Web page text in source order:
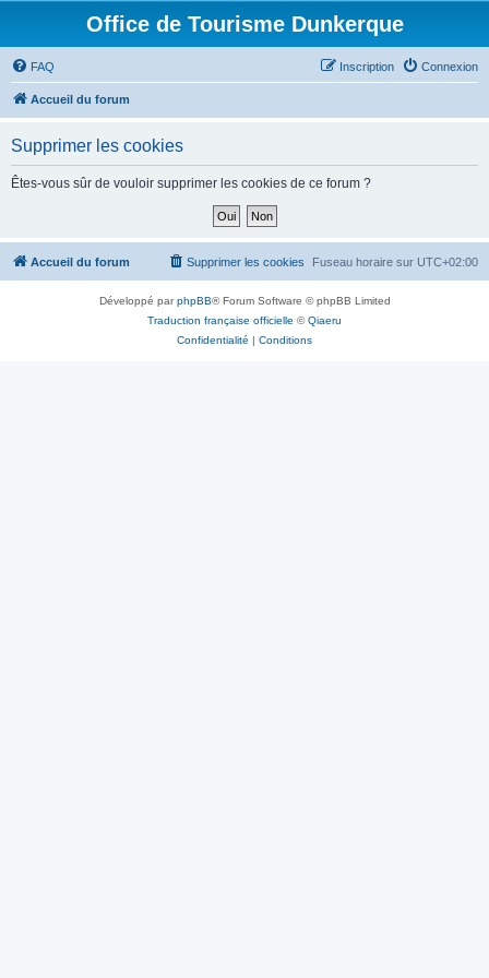
Office de Tourisme Dunkerque
FAQ Connexion
Inscription
Accueil du forum
Supprimer les cookies
Êtes-vous sûr de vouloir supprimer les cookies de ce forum ?
Accueil du forum Fuseau horaire sur UTC+02:00
Supprimer les cookies
Développé parphpBB® Forum Software © phpBB Limited
Traduction française officielle ©Qiaeru
Confidentialité | Conditions